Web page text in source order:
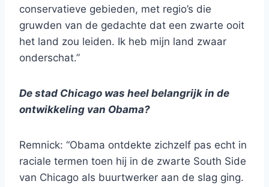
conservatieve gebieden, met regio’s die
gruwden van de gedachte dat een zwarte ooit
het land zou leiden. Ik heb mijn land zwaar
onderschat.”
De stad Chicago was heel belangrijk in de
ontwikkeling van Obama?
Remnick: “Obama ontdekte zichzelf pas echt in
raciale termen toen hij in de zwarte South Side
van Chicago als buurtwerker aan de slag ging.